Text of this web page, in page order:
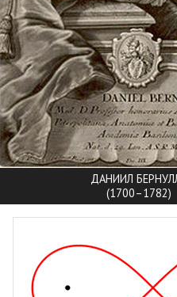
ДАНИИЛ
(1700–1782)